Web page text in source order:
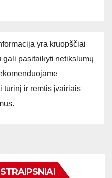
yra kruopščiai
gali pasitaikyti netikslumų
turinį ir remtis įvairiais